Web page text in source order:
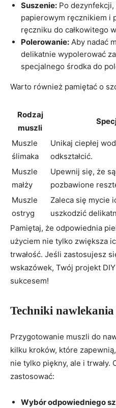
Suszenie: Po dezynfekcji,
papierowym ręcznikiem i
ręczniku do całkowitego
Polerowanie: Aby nadać
delikatnie wypolerować
specjalnego środka do
Warto również pamiętać o
Rodzaj
muszli
Muszle
ślimaka
Unikaj ciepłej
odkształcić.
Muszle
małży
Upewnij się, że
pozbawione
Muszle
ostryg
Zaleca się mycie
uszkodzić
Pamiętaj, że odpowiednia
użyciem nie tylko zwiększa
trwałość. Jeśli zastosujesz
wskazówek, Twój projekt
sukcesem!
Techniki
Przygotowanie muszli do
kilku kroków, które
nie tylko piękny, ale i
zastosować:
Wybór odpowiedniego